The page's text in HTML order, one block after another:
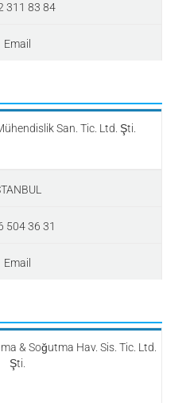
311 83 84
Email
San. Tic. Ltd. Şti.
504 36 31
Email
& Soğutma Hav. Sis. Tic. Ltd.
Şti.